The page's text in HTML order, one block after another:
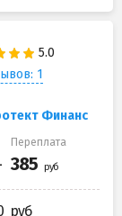
1
Финанс
Переплата